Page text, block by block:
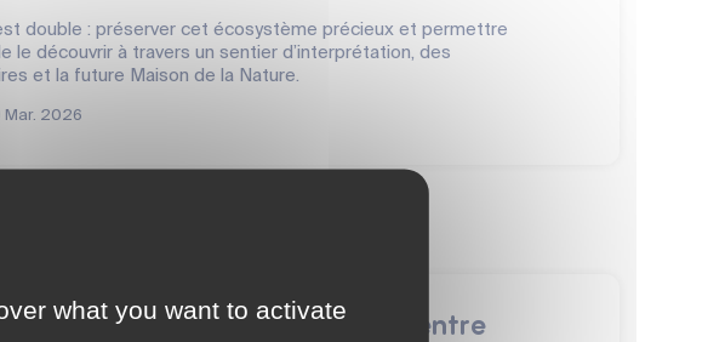
double : préserver cet écosystème précieux et permettre
le découvrir à travers un sentier d’interprétation, des
et la future Maison de la Nature.
Mar. 2026
de sécurité : la création du Centre
what you want to activate